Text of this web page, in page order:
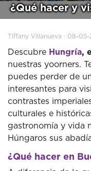
¿Qué hacer y
Tiffany Villanueva · 08-
Descubre Hungría,
nuestras yoorners.
puedes perder de
interesantes para
contrastes
culturales e
gastronomía y vida
Húngaros sus
¿Qué hacer en